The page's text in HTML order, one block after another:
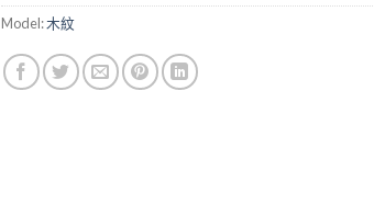
Model:木紋